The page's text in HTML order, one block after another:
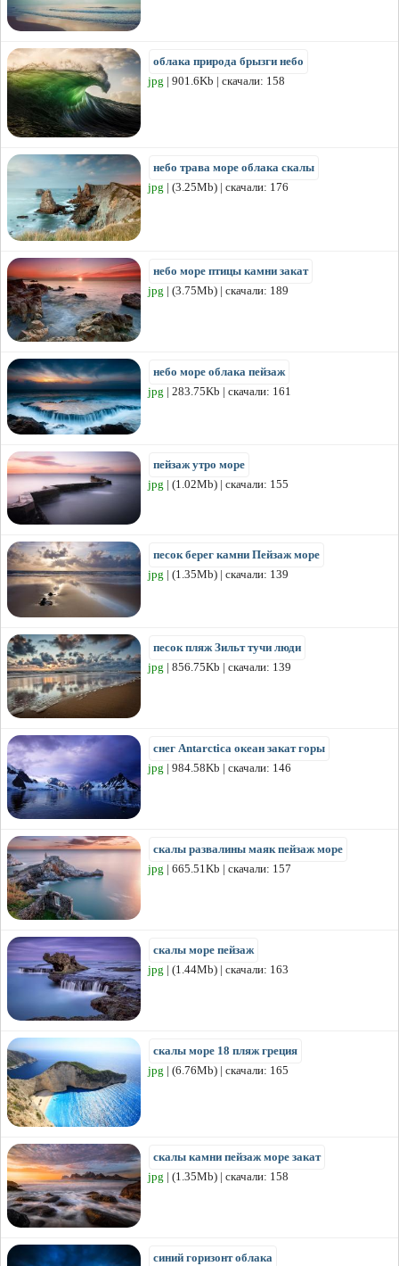
облака природа брызги небо
jpg | 901.6Kb | скачали: 158
небо трава море облака скалы
jpg | (3.25Mb) | скачали: 176
небо море птицы камни закат
jpg | (3.75Mb) | скачали: 189
небо море облака пейзаж
jpg | 283.75Kb | скачали: 161
пейзаж утро море
jpg | (1.02Mb) | скачали: 155
песок берег камни Пейзаж море
jpg | (1.35Mb) | скачали: 139
песок пляж Зильт тучи люди
jpg | 856.75Kb | скачали: 139
снег Antarctica океан закат горы
jpg | 984.58Kb | скачали: 146
скалы развалины маяк пейзаж море
jpg | 665.51Kb | скачали: 157
скалы море пейзаж
jpg | (1.44Mb) | скачали: 163
скалы море 18 пляж греция
jpg | (6.76Mb) | скачали: 165
скалы камни пейзаж море закат
jpg | (1.35Mb) | скачали: 158
синий горизонт облака